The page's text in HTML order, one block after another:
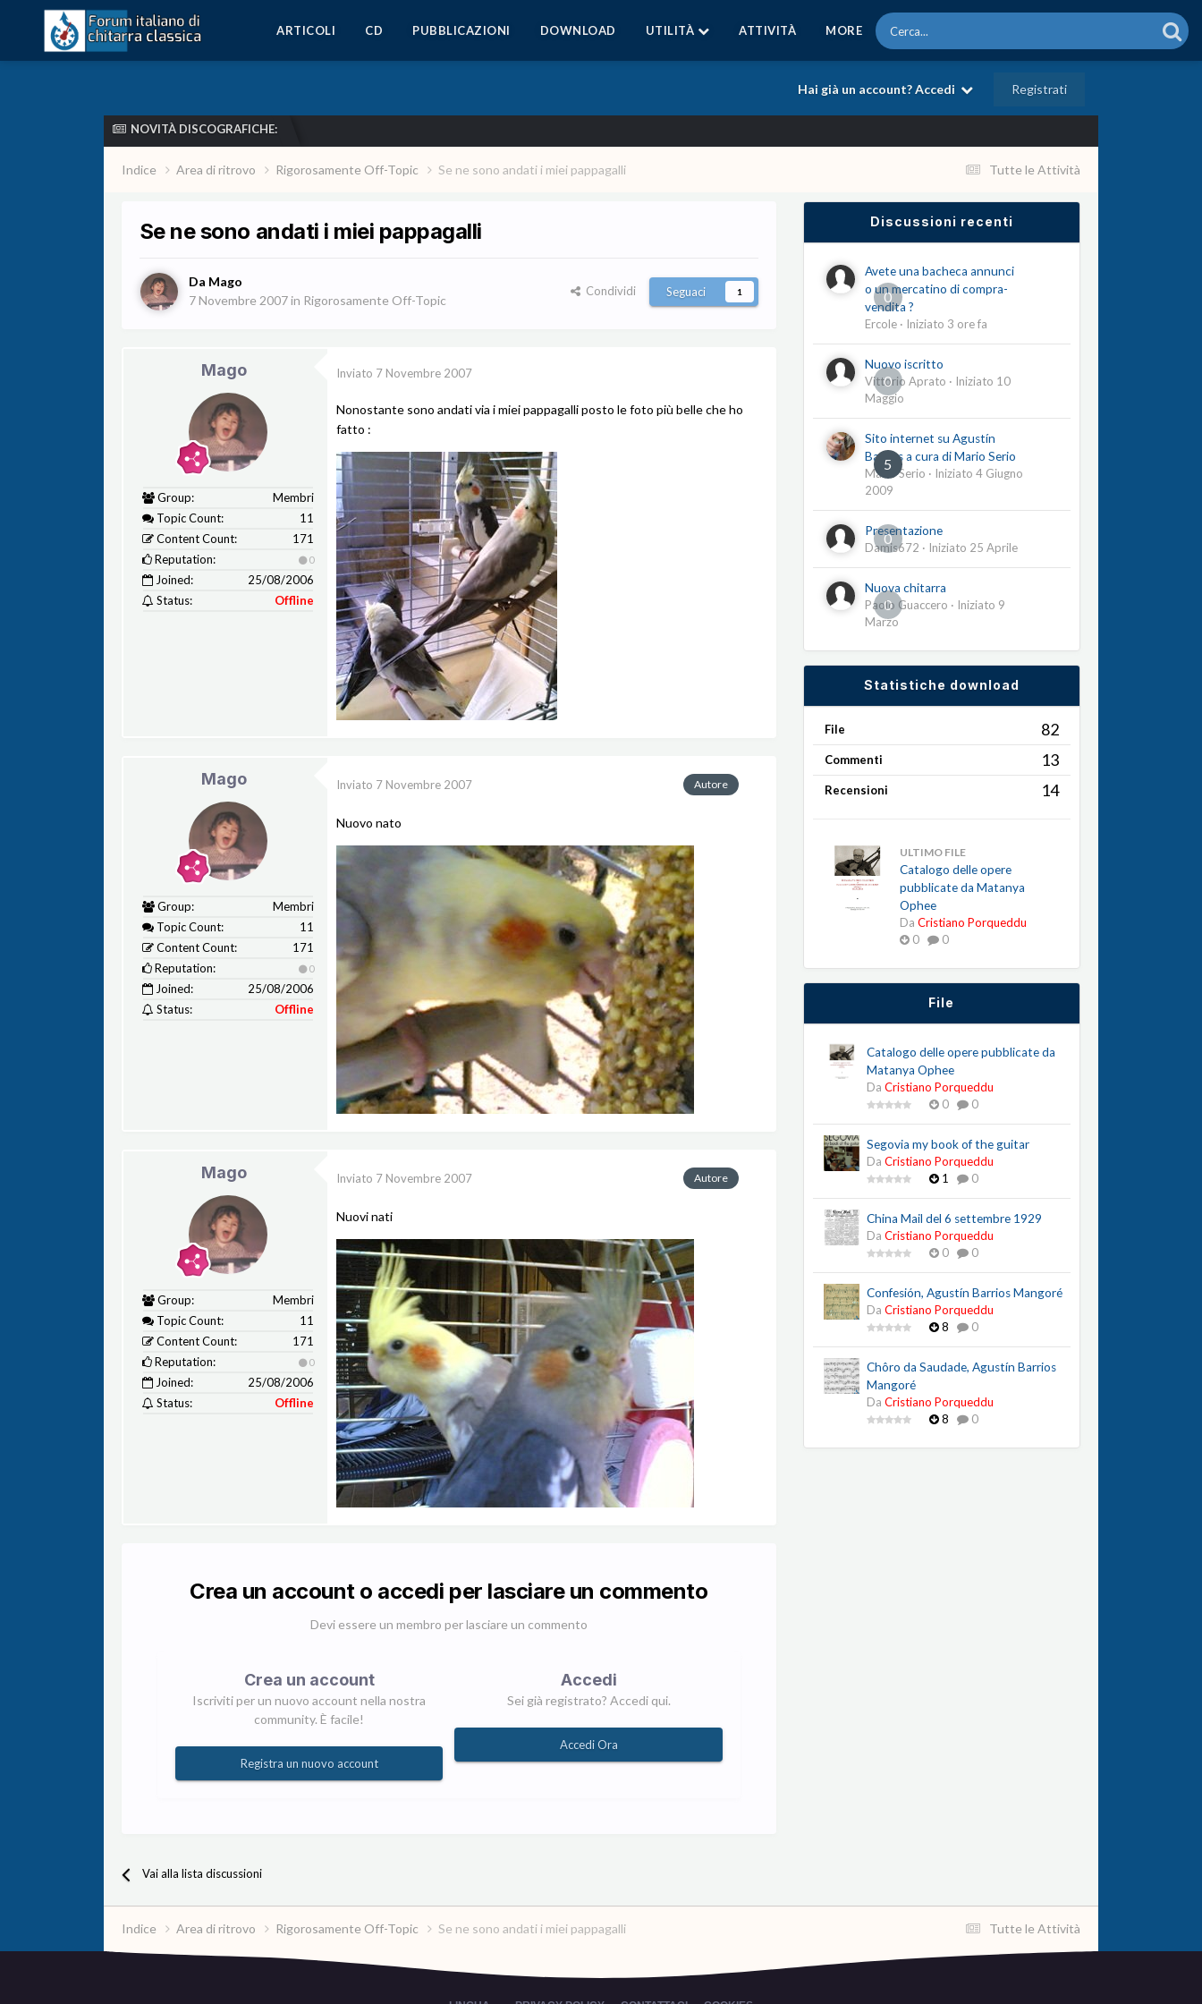
ARTICOLI CD PUBBLICAZIONI DOWNLOAD UTILITÀ ATTIVITÀ MORE
Hai già un account? Accedi Registrati
NOVITÀ DISCOGRAFICHE:
Tutte le Attività
Indice Area di ritrovo Rigorosamente Off-Topic Se ne sono andati i miei pappagalli
Se ne sono andati i miei pappagalli
Da Mago
7 Novembre 2007in Rigorosamente Off-Topic
Condividi Seguaci 1
Mago
Group:
Membri
Topic Count:
11
Content Count:
171
Reputation:
0
Joined:
25/08/2006
Status:
Offline
Inviato 7 Novembre 2007
Nonostante sono andati via i miei pappagalli posto le foto più belle che ho
fatto :
Mago
Group:
Membri
Topic Count:
11
Content Count:
171
Reputation:
0
Joined:
25/08/2006
Status:
Offline
Autore
Inviato 7 Novembre 2007
Nuovo nato
Mago
Group:
Membri
Topic Count:
11
Content Count:
171
Reputation:
0
Joined:
25/08/2006
Status:
Offline
Autore
Inviato 7 Novembre 2007
Nuovi nati
Crea un account o accedi per lasciare un commento
Devi essere un membro per lasciare un commento
Crea un account
Iscriviti per un nuovo account nella nostra
community. È facile!
Registra un nuovo account
Accedi
Sei già registrato? Accedi qui.
Accedi Ora
Vai alla lista discussioni
Discussioni recenti
0
Avete una bacheca annunci
o un mercatino di compra-
vendita ?
Ercole· Iniziato 3 ore fa
0
Nuovo iscritto
Vittorio Aprato · Iniziato 10
Maggio
5
Sito internet su Agustín
Barrios a cura di Mario Serio
Mario Serio · Iniziato 4 Giugno
2009
0
Presentazione
Damis672 · Iniziato 25 Aprile
0
Nuova chitarra
Paolo Guaccero · Iniziato 9
Marzo
Statistiche download
File 82
Commenti 13
Recensioni 14
ULTIMO FILE
Catalogo delle opere
pubblicate da Matanya
Ophee
Da Cristiano Porqueddu
0
0
File
Catalogo delle opere pubblicate da
Matanya Ophee
Da Cristiano Porqueddu
0
0
Segovia my book of the guitar
Da Cristiano Porqueddu
1
0
China Mail del 6 settembre 1929
Da Cristiano Porqueddu
0
0
Confesión, Agustín Barrios Mangoré
Da Cristiano Porqueddu
8
0
Chôro da Saudade, Agustín Barrios
Mangoré
Da Cristiano Porqueddu
8
0
Tutte le Attività
Indice Area di ritrovo Rigorosamente Off-Topic Se ne sono andati i miei pappagalli